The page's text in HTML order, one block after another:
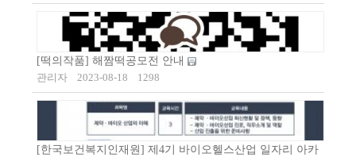
[떡의작품] 해짬떡공모전 안내
관리자
2023-08-18 1298
[한국보건복지인재원] 제4기 바이오헬스산업 일자리 아카